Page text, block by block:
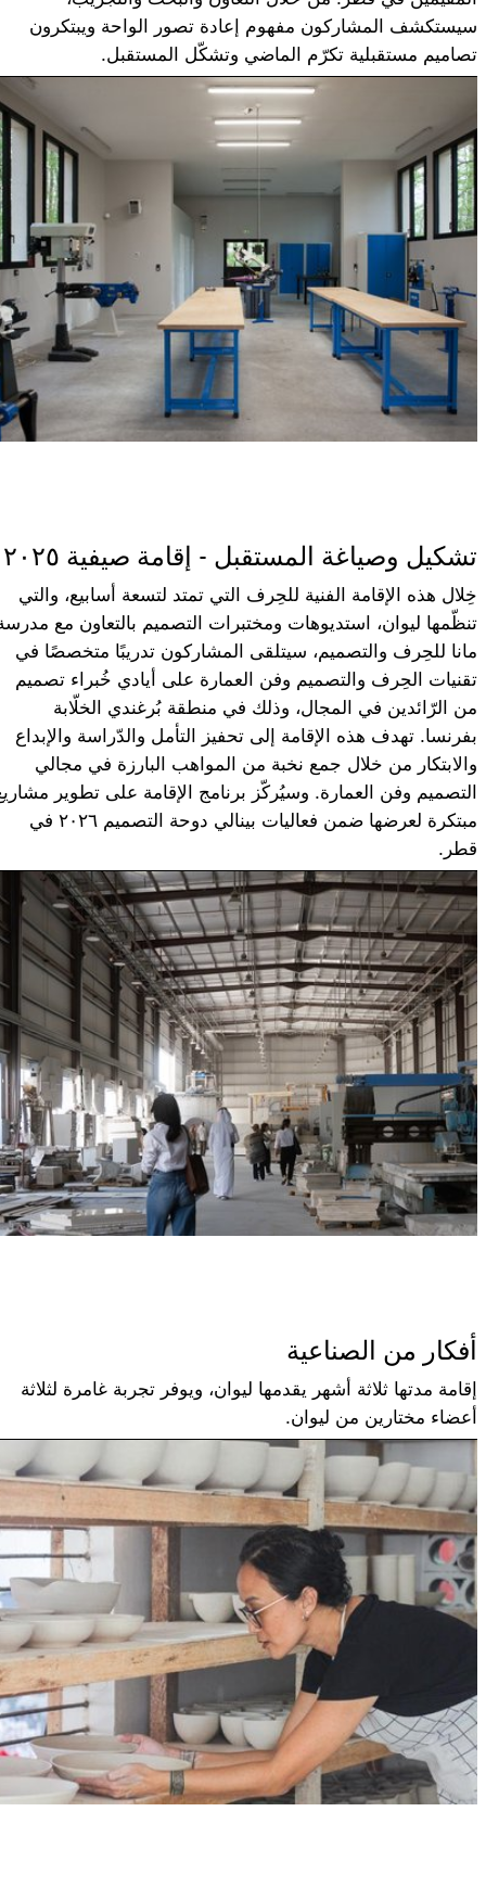
سيستكشف المشاركون مفهوم إعادة تصور الواحة ويبتكرون
تصاميم مستقبلية تكرّم الماضي وتشكّل المستقبل.
تشكيل وصياغة المستقبل - إقامة صيفية ٢٠٢٥
خِلال هذه الإقامة الفنية للحِرف التي تمتد لتسعة أسابيع، والتي
تنظّمها ليوان، استديوهات ومختبرات التصميم بالتعاون مع
مانا للحِرف والتصميم، سيتلقى المشاركون تدريبًا متخصصًا في
تقنيات الحِرف والتصميم وفن العمارة على أيادي خُبراء تصميم
من الرّائدين في المجال، وذلك في منطقة بُرغندي الخلّابة
بفرنسا. تهدف هذه الإقامة إلى تحفيز التأمل والدّراسة والإبداع
والابتكار من خلال جمع نخبة من المواهب البارزة في مجالي
التصميم وفن العمارة. وسيُركّز برنامج الإقامة على تطوير
مبتكرة لعرضها ضمن فعاليات بينالي دوحة التصميم ٢٠٢٦ في
قطر.
أفكار من الصناعية
إقامة مدتها ثلاثة أشهر يقدمها ليوان، ويوفر تجربة غامرة لثلاثة
أعضاء مختارين من ليوان.